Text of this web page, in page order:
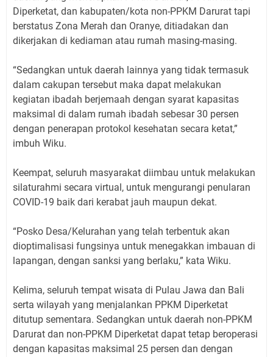
Diperketat, dan kabupaten/kota non-PPKM Darurat tapi
berstatus Zona Merah dan Oranye, ditiadakan dan
dikerjakan di kediaman atau rumah masing-masing.
“Sedangkan untuk daerah lainnya yang tidak termasuk
dalam cakupan tersebut maka dapat melakukan
kegiatan ibadah berjemaah dengan syarat kapasitas
maksimal di dalam rumah ibadah sebesar 30 persen
dengan penerapan protokol kesehatan secara ketat,”
imbuh Wiku.
Keempat, seluruh masyarakat diimbau untuk melakukan
silaturahmi secara virtual, untuk mengurangi penularan
COVID-19 baik dari kerabat jauh maupun dekat.
“Posko Desa/Kelurahan yang telah terbentuk akan
dioptimalisasi fungsinya untuk menegakkan imbauan di
lapangan, dengan sanksi yang berlaku,” kata Wiku.
Kelima, seluruh tempat wisata di Pulau Jawa dan Bali
serta wilayah yang menjalankan PPKM Diperketat
ditutup sementara. Sedangkan untuk daerah non-PPKM
Darurat dan non-PPKM Diperketat dapat tetap beroperasi
dengan kapasitas maksimal 25 persen dan dengan